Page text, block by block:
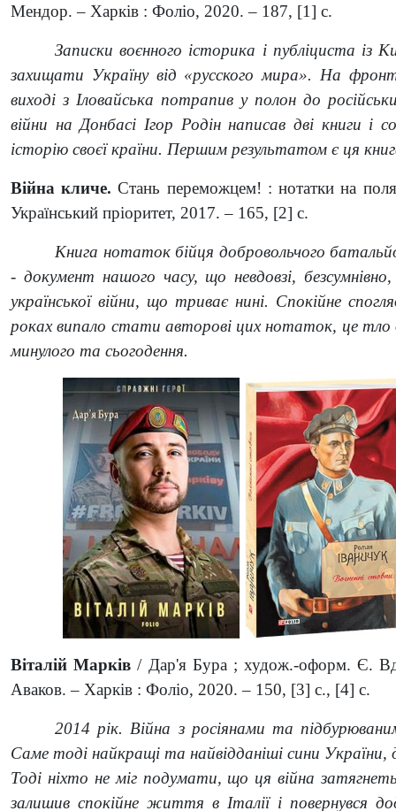
Мендор. – Харків : Фоліо, 2020. – 187, [1] с.
Записки воєнного історика і публіциста із
захищати Україну від «русского мира». На
виході з Іловайська потрапив у полон до
війни на Донбасі Ігор Родін написав дві книги і
історію своєї країни. Першим результатом є ця
Війна кличе.Стань переможцем! : нотатки на
Український пріоритет, 2017. – 165, [2] с.
Книга нотаток бійця добровольчого
- документ нашого часу, що невдовзі,
української війни, що триває нині. Спокійне
роках випало стати авторові цих нотаток, це тло
минулого та сьогодення.
Віталій Марків / Дар'я Бура ; худож.-оформ. Є.
Аваков. – Харків : Фоліо, 2020. – 150, [3] с., [4] с.
2014 рік. Війна з росіянами та
Саме тоді найкращі та найвідданіші сини
Тоді ніхто не міг подумати, що ця війна
залишив спокійне життя в Італії і повернувся